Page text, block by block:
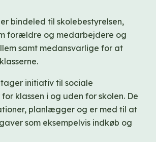
bindeled til skolebestyrelsen,
forældre og medarbejdere og
samt medansvarlige for at
initiativ til sociale
klassen i og uden for skolen. De
planlægger og er med til at
som eksempelvis indkøb og